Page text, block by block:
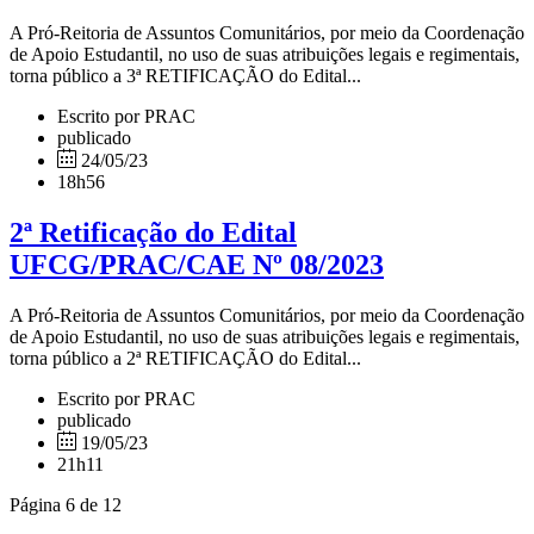
A Pró-Reitoria de Assuntos Comunitários, por meio da Coordenação
de Apoio Estudantil, no uso de suas atribuições legais e regimentais,
torna público a 3ª RETIFICAÇÃO do Edital...
Escrito por PRAC
publicado
24/05/23
18h56
2ª Retificação do Edital
UFCG/PRAC/CAE Nº 08/2023
A Pró-Reitoria de Assuntos Comunitários, por meio da Coordenação
de Apoio Estudantil, no uso de suas atribuições legais e regimentais,
torna público a 2ª RETIFICAÇÃO do Edital...
Escrito por PRAC
publicado
19/05/23
21h11
Página 6 de 12